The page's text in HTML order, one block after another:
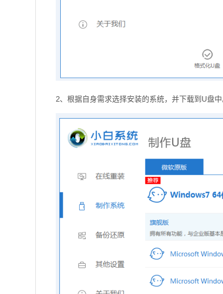
2、根据自身需求选择安装的系统，并下载到U盘